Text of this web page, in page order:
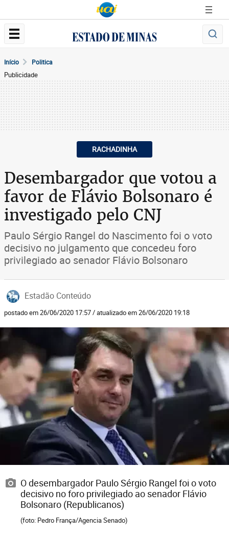
Início Politica
Publicidade
RACHADINHA
Desembargador que votou a
favor de Flávio Bolsonaro é
investigado pelo CNJ
Paulo Sérgio Rangel do Nascimento foi o voto
decisivo no julgamento que concedeu foro
privilegiado ao senador Flávio Bolsonaro
Estadão Conteúdo
postado em 26/06/2020 17:57 / atualizado em 26/06/2020 19:18
O desembargador Paulo Sérgio Rangel foi o voto
decisivo no foro privilegiado ao senador Flávio
Bolsonaro (Republicanos)
(foto: Pedro França/Agencia Senado)